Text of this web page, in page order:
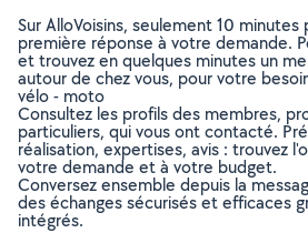
Sur AlloVoisins, seulement 10 minutes
première réponse à votre demande.
et trouvez en quelques minutes un
autour de chez vous, pour votre
vélo - moto
Consultez les profils des membres,
particuliers, qui vous ont contacté.
réalisation, expertises, avis : trouvez
votre demande et à votre budget.
Conversez ensemble depuis la
des échanges sécurisés et efficaces
intégrés.